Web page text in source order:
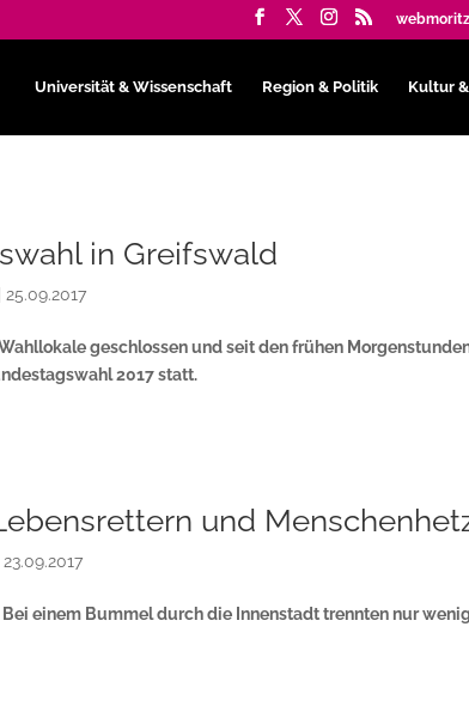
Universität & Wissenschaft Region & Politik Kultur
in Greifswald
25.09.2017
geschlossen und seit den frühen
2017 statt.
und
23.09.2017
einem Bummel durch die Innenstadt trennten nur